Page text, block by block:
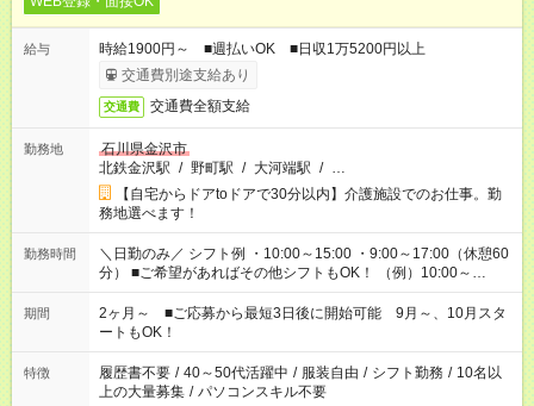
給与
時給1900円～ ■週払いOK ■日収1万5200円以上
交通費別途支給あり
交通費 交通費全額支給
勤務地
石川県金沢市
北鉄金沢駅 / 野町駅 / 大河端駅 / …
【自宅からドアtoドアで30分以内】介護施設でのお仕事。勤
務地選べます！
勤務時間
＼日勤のみ／ シフト例 ・10:00～15:00 ・9:00～17:00（休憩60
分） ■ご希望があればその他シフトもOK！ （例）10:00～
19:00 など 「家族とお休みを合わせたい」 「できれば残業は
したくない」 など、あなたのご希望に沿ったお仕事をご紹介し
ます！ ※Wワーク希望の方へ 今ご覧のお仕事で希望する勤務時
間と、もう1つのお仕事の勤務時間。 合計で週40時間を超える
場合は応募できません
期間
2ヶ月～ ■ご応募から最短3日後に開始可能 9月～、10月スタ
ートもOK！
特徴 履歴書不要 / 40～50代活躍中 / 服装自由 / シフト勤務 / 10名以
上の大量募集 / パソコンスキル不要